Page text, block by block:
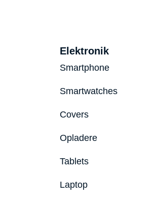
Elektronik
Smartphone
Smartwatches
Covers
Opladere
Tablets
Laptop